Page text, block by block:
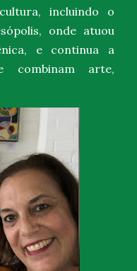
incluindo o
onde atuou
e continua a
combinam arte,